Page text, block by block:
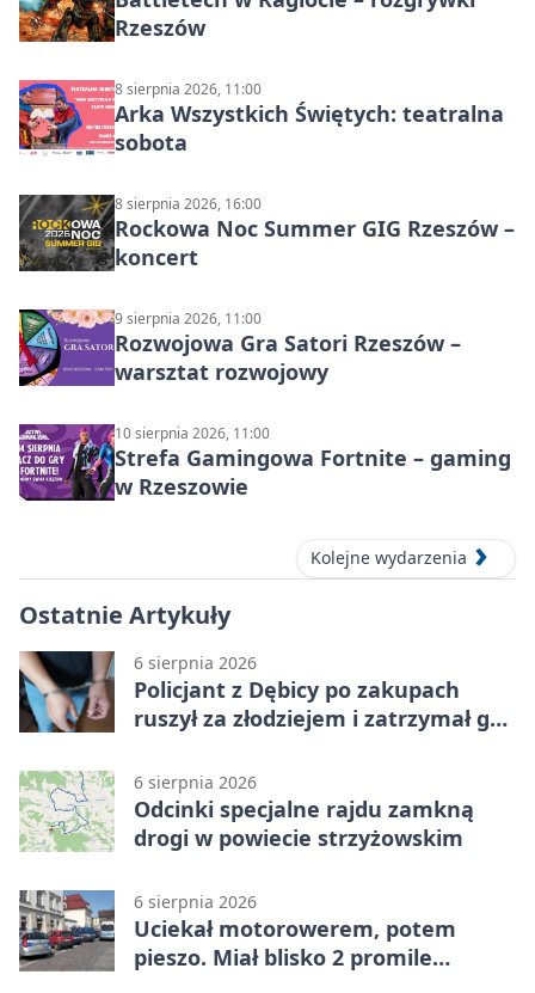
Rzeszów
8 sierpnia 2026, 11:00
Arka Wszystkich Świętych: teatralna
sobota
8 sierpnia 2026, 16:00
Rockowa Noc Summer GIG Rzeszów –
koncert
9 sierpnia 2026, 11:00
Rozwojowa Gra Satori Rzeszów –
warsztat rozwojowy
10 sierpnia 2026, 11:00
Strefa Gamingowa Fortnite – gaming
w Rzeszowie
Kolejne wydarzenia
Ostatnie Artykuły
6 sierpnia 2026
Policjant z Dębicy po zakupach
ruszył za złodziejem i zatrzymał go
6 sierpnia 2026
Odcinki specjalne rajdu zamkną
drogi w powiecie strzyżowskim
6 sierpnia 2026
Uciekał motorowerem, potem
pieszo. Miał blisko 2 promile